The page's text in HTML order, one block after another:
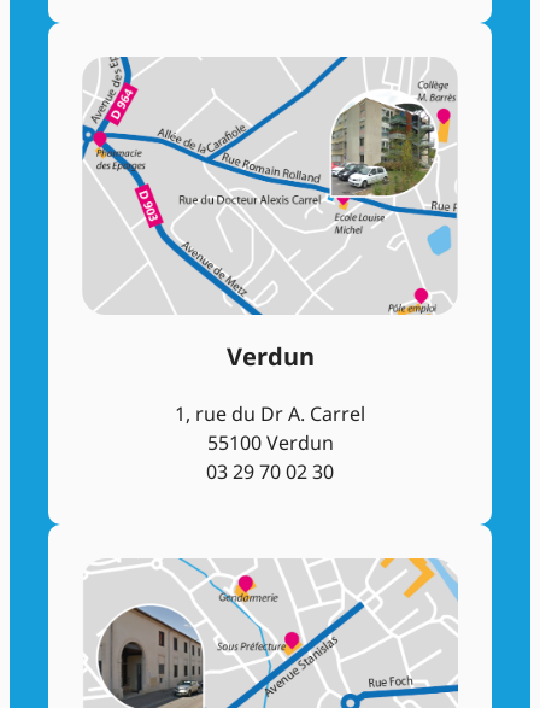
Verdun
1, rue du Dr A. Carrel
55100 Verdun
03 29 70 02 30